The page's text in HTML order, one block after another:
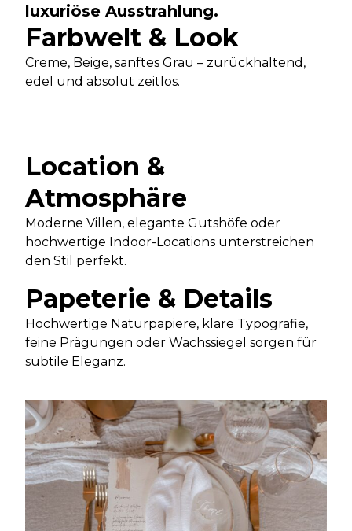
luxuriöse Ausstrahlung.
Farbwelt & Look
Creme, Beige, sanftes Grau – zurückhaltend,
edel und absolut zeitlos.
Location &
Atmosphäre
Moderne Villen, elegante Gutshöfe oder
hochwertige Indoor-Locations unterstreichen
den Stil perfekt.
Papeterie & Details
Hochwertige Naturpapiere, klare Typografie,
feine Prägungen oder Wachssiegel sorgen für
subtile Eleganz.